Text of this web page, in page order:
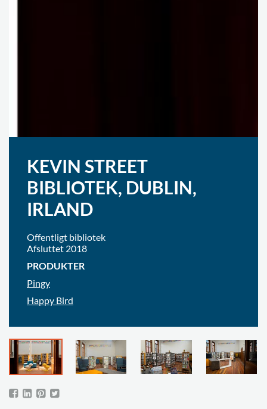
KEVIN STREET
BIBLIOTEK, DUBLIN,
IRLAND
Offentligt bibliotek
Afsluttet 2018
PRODUKTER
Pingy
Happy Bird